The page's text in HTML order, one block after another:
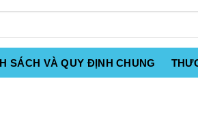
SÁCH VÀ QUY ĐỊNH CHUNG